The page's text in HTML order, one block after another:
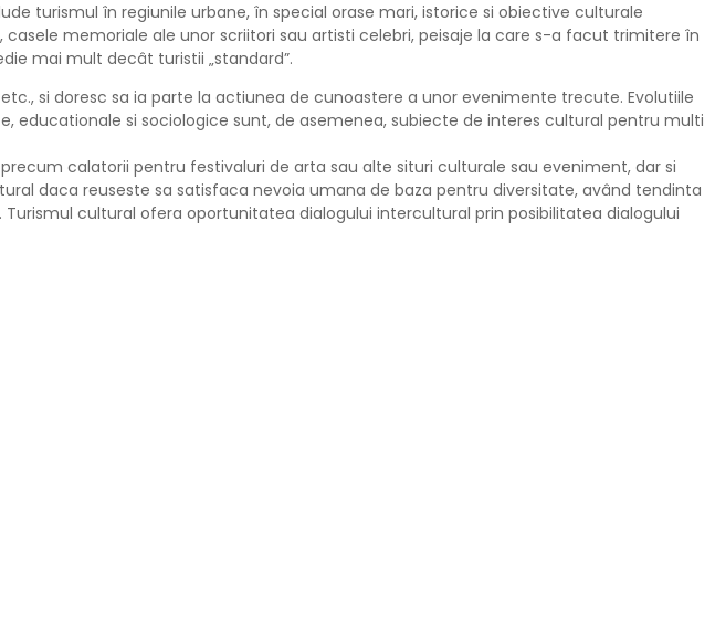
turismul în regiunile urbane, în special orase mari, istorice si obiective culturale
memoriale ale unor scriitori sau artisti celebri, peisaje la care s-a facut trimitere în
mai mult decât turistii „standard”.
si doresc sa ia parte la actiunea de cunoastere a unor evenimente trecute. Evolutiile
si sociologice sunt, de asemenea, subiecte de interes cultural pentru multi
calatorii pentru festivaluri de arta sau alte situri culturale sau eveniment, dar si
daca reuseste sa satisfaca nevoia umana de baza pentru diversitate, având tendinta
cultural ofera oportunitatea dialogului intercultural prin posibilitatea dialogului